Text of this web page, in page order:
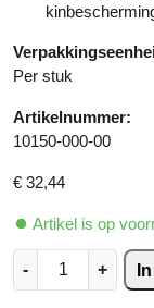
Per stuk
Artikelnummer:
10150-000-00
€ 32,44
Artikel is op
- +
lt